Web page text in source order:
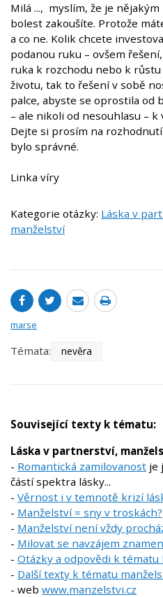
Milá ..., myslím, že je
bolest zakoušíte. Protože
a co ne. Kolik chcete
podanou ruku – ovšem
ruka k rozchodu nebo k růstu
životu, tak to řešení v sobě
palce, abyste se oprostila od
– ale nikoli od nesouhlasu – k
Dejte si prosím na rozhodnutí
bylo správné.
Linka víry
Kategorie otázky: Láska v
manželství
marse
Témata: nevěra
Související texty k tématu:
Láska v partnerství,
- Romantická zamilovanost je
částí spektra lásky...
- Věrnost i v temnotě krizí
- Manželství = sny v troskách?
- Manželství není vždy
- Milovat se navzájem
- Otázky a odpovědi k
- Další texty k tématu
- web www.manzelstvi.cz